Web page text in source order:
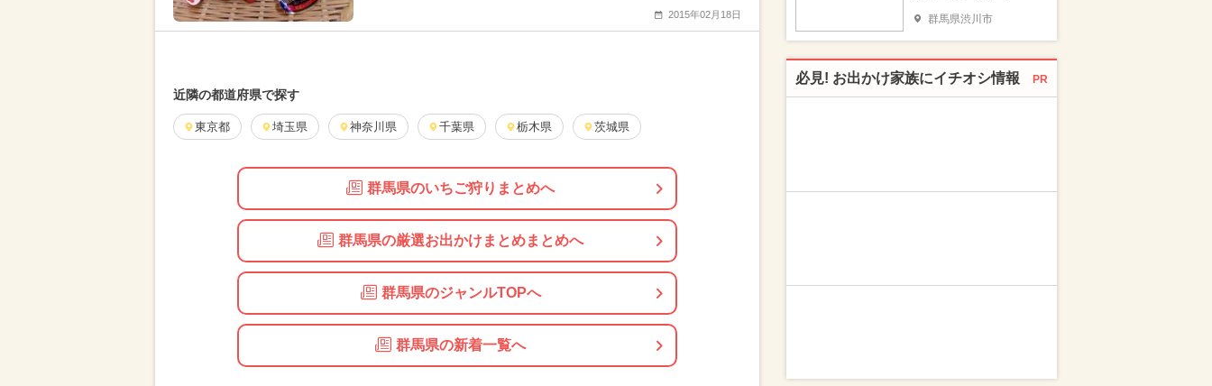
2015年02月18日
近隣の都道府県で探す
東京都 埼玉県 神奈川県 千葉県 栃木県 茨城県
群馬県のいちご狩りまとめへ
群馬県の厳選お出かけまとめまとめへ
群馬県のジャンルTOPへ
群馬県の新着一覧へ
群馬県渋川市
必見! お出かけ家族にイチオシ情報 PR